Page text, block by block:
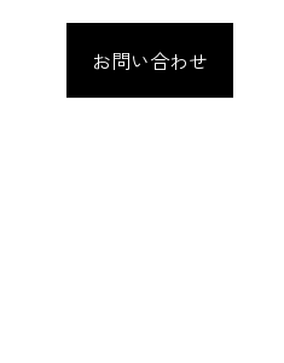
お問い合わせ